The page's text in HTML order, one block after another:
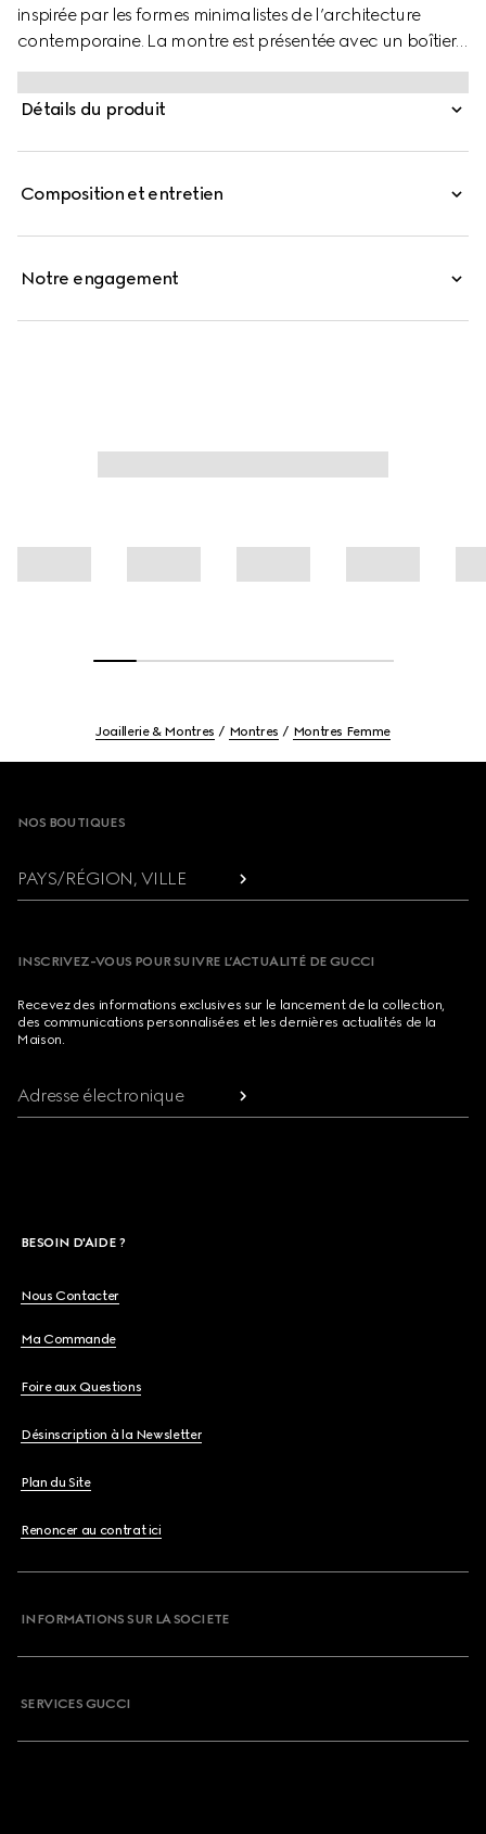
inspirée par les formes minimalistes de l’architecture
contemporaine. La montre est présentée avec un boîtier
fin à plusieurs couches et un bracelet en acier à
cinq maillons, le tout complété par un verre bleu océan
et un motif GG.
Détails du produit
Composition et entretien
Notre engagement
Joaillerie & Montres Montres Montres Femme
NOS BOUTIQUES
PAYS/RÉGION, VILLE
INSCRIVEZ-VOUS POUR SUIVRE L’ACTUALITÉ DE GUCCI
Recevez des informations exclusives sur le lancement de la collection,
des communications personnalisées et les dernières actualités de la
Maison.
Adresse électronique
BESOIN D'AIDE ?
Nous Contacter
Ma Commande
Foire aux Questions
Désinscription à la Newsletter
Plan du Site
Renoncer au contrat ici
INFORMATIONS SUR LA SOCIETE
SERVICES GUCCI